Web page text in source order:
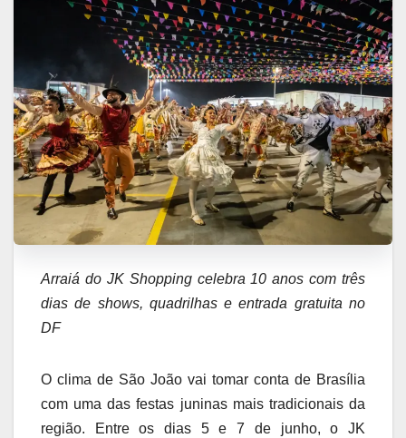
Arraiá do JK Shopping celebra 10 anos com três
dias de shows, quadrilhas e entrada gratuita no
DF
O clima de São João vai tomar conta de Brasília
com uma das festas juninas mais tradicionais da
região. Entre os dias 5 e 7 de junho, o JK